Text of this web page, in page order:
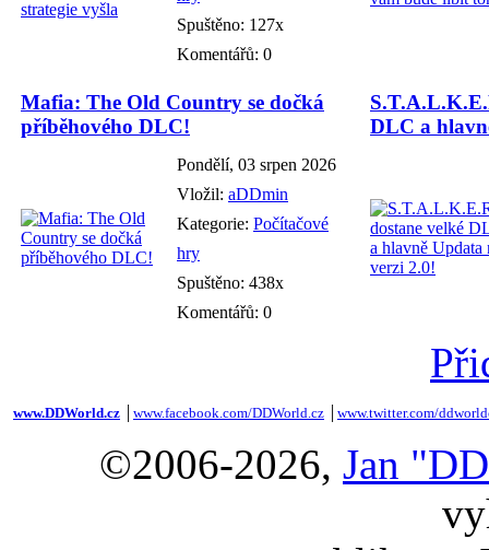
Spuštěno: 127x
Komentářů: 0
Mafia: The Old Country se dočká
příběhového DLC!
Pondělí, 03 srpen 2026
Vložil: aDDmin
Kategorie: Počítačové
hry
Spuštěno: 438x
Komentářů: 0
DLC a
www.DDWorld.cz www.facebook.com/DDWorld.cz www.twitter.com/
©2006-2026, Jan